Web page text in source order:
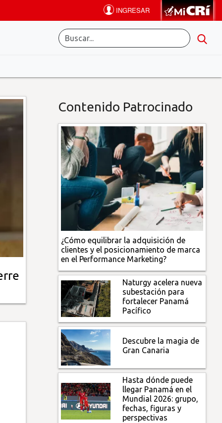
Contenido Patrocinado
¿Cómo equilibrar la adquisición de
clientes y el posicionamiento de marca
en el Performance Marketing?
Naturgy acelera nueva
subestación para
fortalecer Panamá
Pacífico
Descubre la magia de
Gran Canaria
Hasta dónde puede
llegar Panamá en el
Mundial 2026: grupo,
fechas, figuras y
perspectivas